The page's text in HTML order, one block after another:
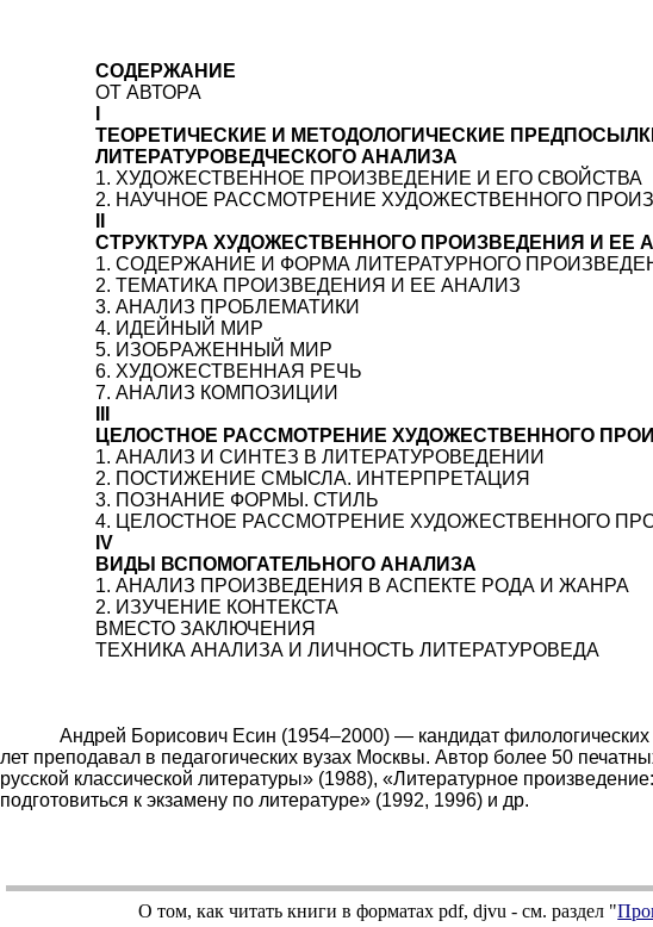
СОДЕРЖАНИЕ
ОТ АВТОРА
ТЕОРЕТИЧЕСКИЕ И МЕТОДОЛОГИЧЕСКИЕ
ЛИТЕРАТУРОВЕДЧЕСКОГО АНАЛИЗА
1. ХУДОЖЕСТВЕННОЕ ПРОИЗВЕДЕНИЕ И ЕГО СВОЙСТВА
2. НАУЧНОЕ РАССМОТРЕНИЕ ХУДОЖЕСТВЕННОГО
СТРУКТУРА ХУДОЖЕСТВЕННОГО ПРОИЗВЕДЕНИЯ И ЕЕ
1. СОДЕРЖАНИЕ И ФОРМА ЛИТЕРАТУРНОГО
2. ТЕМАТИКА ПРОИЗВЕДЕНИЯ И ЕЕ АНАЛИЗ
3. АНАЛИЗ ПРОБЛЕМАТИКИ
4. ИДЕЙНЫЙ МИР
5. ИЗОБРАЖЕННЫЙ МИР
6. ХУДОЖЕСТВЕННАЯ РЕЧЬ
7. АНАЛИЗ КОМПОЗИЦИИ
ЦЕЛОСТНОЕ РАССМОТРЕНИЕ ХУДОЖЕСТВЕННОГО
1. АНАЛИЗ И СИНТЕЗ В ЛИТЕРАТУРОВЕДЕНИИ
2. ПОСТИЖЕНИЕ СМЫСЛА. ИНТЕРПРЕТАЦИЯ
3. ПОЗНАНИЕ ФОРМЫ. СТИЛЬ
4. ЦЕЛОСТНОЕ РАССМОТРЕНИЕ ХУДОЖЕСТВЕННОГО
IV
ВИДЫ ВСПОМОГАТЕЛЬНОГО АНАЛИЗА
1. АНАЛИЗ ПРОИЗВЕДЕНИЯ В АСПЕКТЕ РОДА И ЖАНРА
2. ИЗУЧЕНИЕ КОНТЕКСТА
ВМЕСТО ЗАКЛЮЧЕНИЯ
ТЕХНИКА АНАЛИЗА И ЛИЧНОСТЬ ЛИТЕРАТУРОВЕДА
Андрей Борисович Есин (1954–2000) — кандидат
лет преподавал в педагогических вузах Москвы. Автор более 50
русской классической литературы» (1988), «Литературное
подготовиться к экзамену по литературе» (1992, 1996) и др.
О том, как читать книги в форматахpdf,djvu - см. раздел "